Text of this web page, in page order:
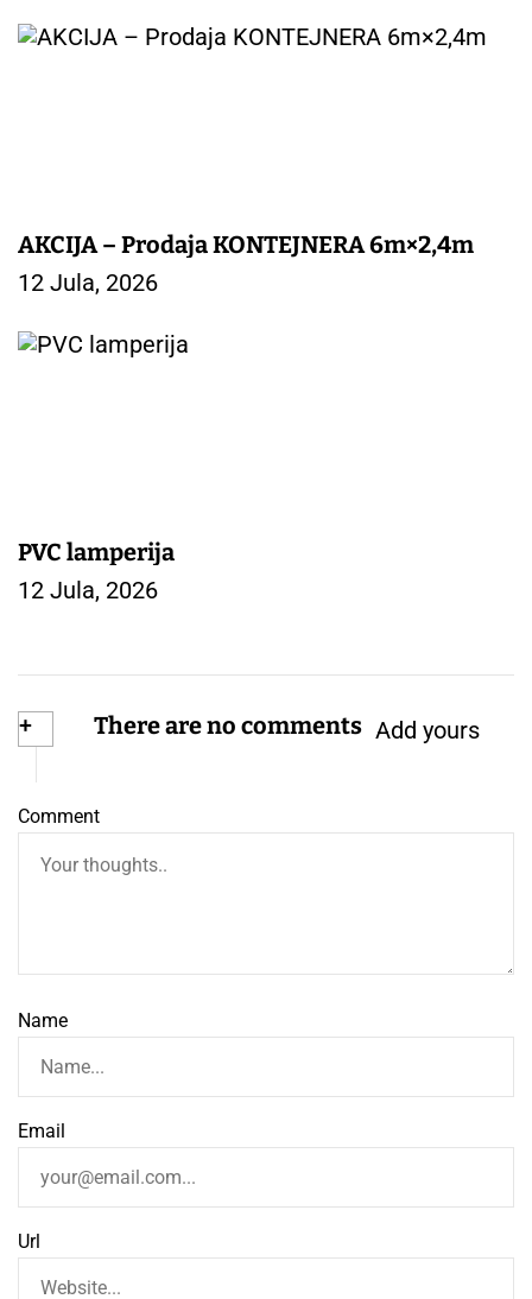
AKCIJA – Prodaja KONTEJNERA 6m×2,4m
12 Jula, 2026
PVC lamperija
12 Jula, 2026
+ There are no comments Add yours
Comment
Name
Email
Url